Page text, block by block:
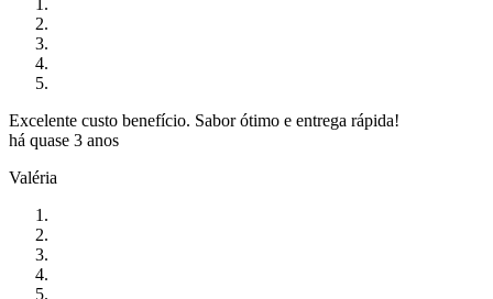
Excelente custo benefício. Sabor ótimo e entrega rápida!
há quase 3 anos
Valéria